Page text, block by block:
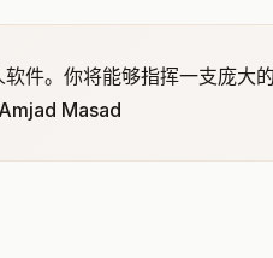
件。你将能够指挥一支庞
Masad